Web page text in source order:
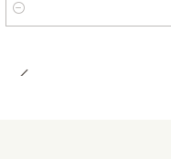
Quantité